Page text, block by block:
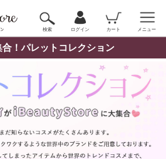
検索 ログイン カート メニュー
！パレットコレクション